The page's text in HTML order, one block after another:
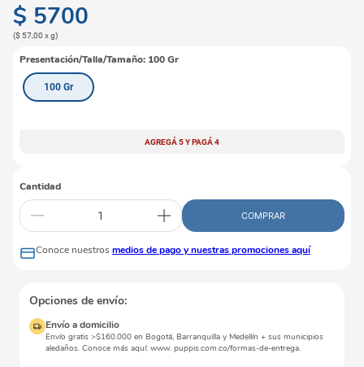
$ 5700
($ 57,00 xg)
Presentación/Talla/Tamaño: 100 Gr
100 Gr
AGREGÁ 5 Y PAGÁ 4
Cantidad
COMPRAR
Conoce nuestros medios de pago y nuestras promociones aquí
Opciones de envío:
Envío a domicilio
Envío gratis >$160.000 en Bogotá, Barranquilla y Medellín + sus municipios
aledaños. Conoce más aquí: www. puppis.com.co/formas-de-entrega.